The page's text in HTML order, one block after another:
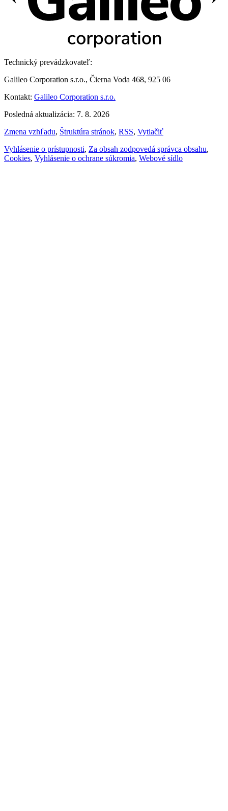
Technický prevádzkovateľ:
Galileo Corporation s.r.o., Čierna Voda 468, 925 06
Kontakt: Galileo Corporation s.r.o.
Posledná aktualizácia: 7. 8. 2026
Zmena vzhľadu, Štruktúra stránok, RSS, Vytlačiť
Vyhlásenie o prístupnosti, Za obsah zodpovedá správca obsahu,
Cookies, Vyhlásenie o ochrane súkromia, Webové sídlo